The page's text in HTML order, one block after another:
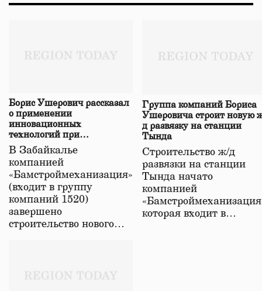
Борис Ушерович рассказал
о применении
инновационных
технологий при
строительстве нового моста
в Забайкалье
В Забайкалье
компанией
«Бамстроймеханизация»
(входит в группу
компаний 1520)
завершено
строительство нового…
Группа компаний Бориса
Ушеровича строит новую
д развязку на станции
Тында
Строительство ж/д
развязки на станции
Тында начато
компанией
которая входит в…